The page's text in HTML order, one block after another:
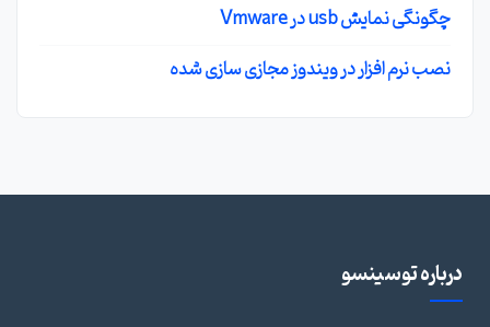
چگونگی نمایش usb در Vmware
نصب نرم افزار در ویندوز مجازی سازی شده
درباره توسینسو